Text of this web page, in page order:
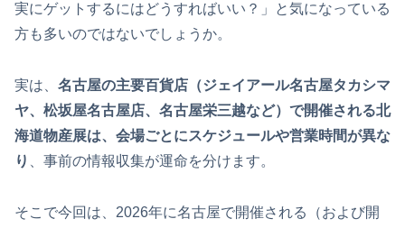
実にゲットするにはどうすればいい？」と気になっている
方も多いのではないでしょうか。
実は、 名古屋の主要百貨店（ジェイアール名古屋タカシマ
ヤ、松坂屋名古屋店、名古屋栄三越など）で開催される北
海道物産展は、会場ごとにスケジュールや営業時間が異な
り
、事前の情報収集が運命を分けます。
そこで今回は、2026年に名古屋で開催される（および開